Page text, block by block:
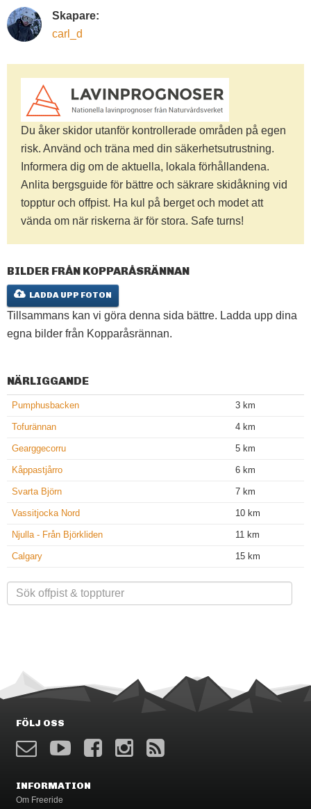
Skapare:
carl_d
Du åker skidor utanför kontrollerade områden på egen
risk. Använd och träna med din säkerhetsutrustning.
Informera dig om de aktuella, lokala förhållandena.
Anlita bergsguide för bättre och säkrare skidåkning vid
topptur och offpist. Ha kul på berget och modet att
vända om när riskerna är för stora. Safe turns!
BILDER FRÅN KOPPARÅSRÄNNAN
LADDA UPP FOTON
Tillsammans kan vi göra denna sida bättre. Ladda upp dina
egna bilder från Kopparåsrännan.
NÄRLIGGANDE
Pumphusbacken 3 km
Tofurännan 4 km
Gearggecorru 5 km
Kåppastjårro 6 km
Svarta Björn 7 km
Vassitjocka Nord 10 km
Njulla - Från Björkliden 11 km
Calgary 15 km
FÖLJ OSS
INFORMATION
Om Freeride